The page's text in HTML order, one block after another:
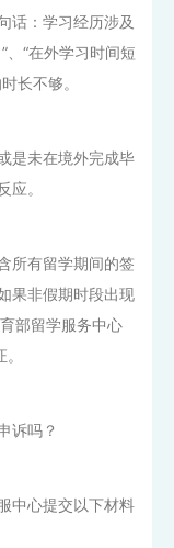
话：学习经历涉及
、“在外学习时间短
长不够。
是未在境外完成毕
应。
所有留学期间的签
果非假期时段出现
部留学服务中心
诉吗？
中心提交以下材料